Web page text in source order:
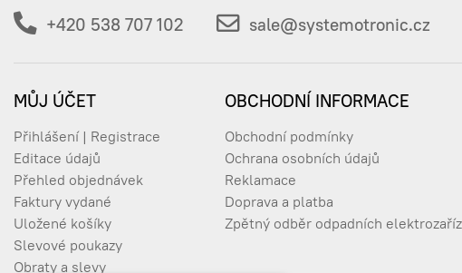
+420 538 707 102 sale@systemotronic.cz
MŮJ ÚČET
Přihlášení | Registrace
Editace údajů
Přehled objednávek
Faktury vydané
Uložené košíky
Slevové poukazy
Obraty a slevy
OBCHODNÍ INFORMACE
Obchodní podmínky
Ochrana osobních údajů
Reklamace
Doprava a platba
Zpětný odběr odpadních